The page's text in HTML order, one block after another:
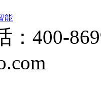
能
： 400-